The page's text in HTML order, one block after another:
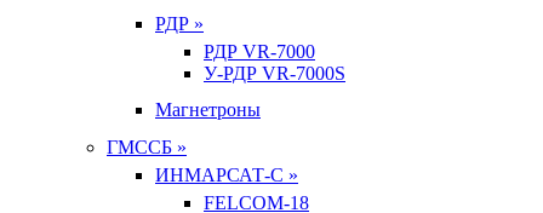
РДР »
РДР VR-7000
У-РДР VR-7000S
Магнетроны
ГМССБ »
ИНМАРСАТ-С »
FELCOM-18